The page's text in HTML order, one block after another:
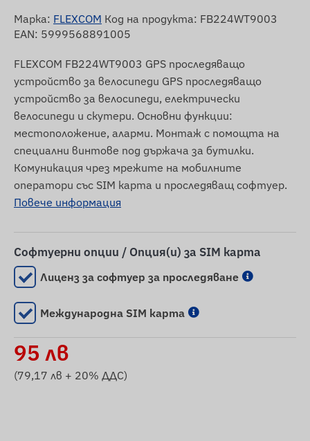
Марка: FLEXCOM Код на продукта: FB224WT9003
EAN: 5999568891005
FLEXCOM FB224WT9003 GPS проследяващо
устройство за велосипеди GPS проследяващо
устройство за велосипеди, електрически
велосипеди и скутери. Основни функции:
местоположение, аларми. Монтаж с помощта на
специални винтове под държача за бутилки.
Комуникация чрез мрежите на мобилните
оператори със SIM карта и проследяващ софтуер.
Повече информация
Софтуерни опции / Опция(и) за SIM карта
Лиценз за софтуер за проследяване
Международна SIM карта
95 лв
(79,17 лв + 20% ДДС)